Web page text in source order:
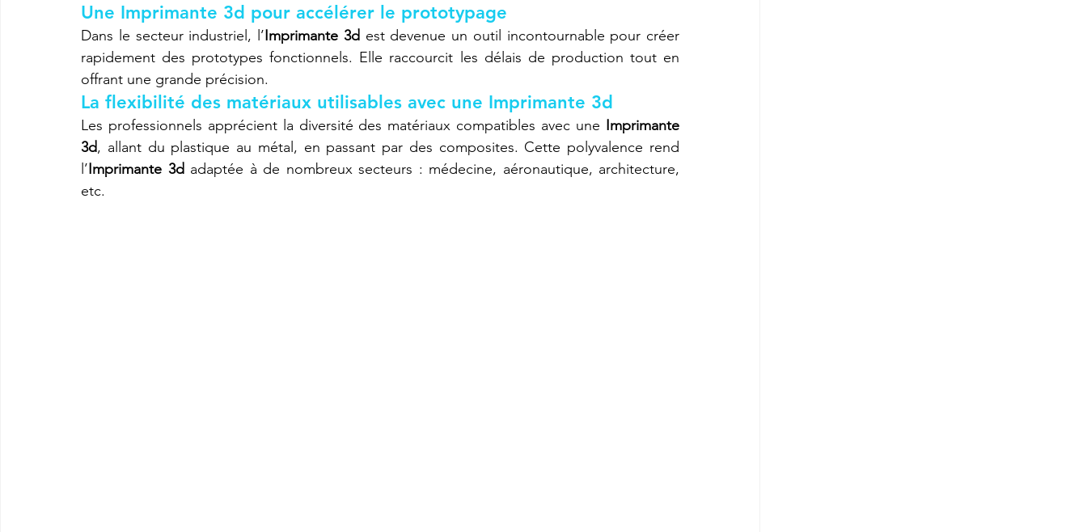
Une Imprimante 3d pour accélérer le prototypage
Dans le secteur industriel, l’Imprimante 3d est devenue un outil incontournable pour créer
rapidement des prototypes fonctionnels. Elle raccourcit les délais de production tout en
offrant une grande précision.
La flexibilité des matériaux utilisables avec une Imprimante 3d
Les professionnels apprécient la diversité des matériaux compatibles avec une Imprimante
3d, allant du plastique au métal, en passant par des composites. Cette polyvalence rend
l’Imprimante 3d adaptée à de nombreux secteurs : médecine, aéronautique, architecture,
etc.